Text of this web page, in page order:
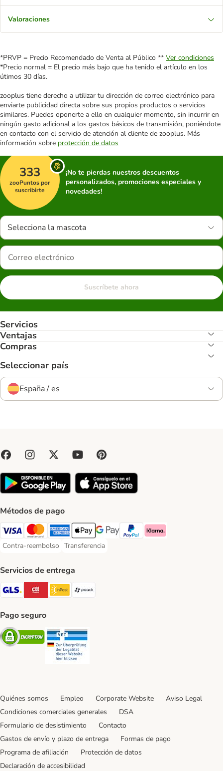
Valoraciones
*PRVP = Precio Recomendado de Venta al Público ** Ver condiciones
*Precio normal = El precio más bajo que ha tenido el artículo en los
útimos 30 días.
zooplus tiene derecho a utilizar tu dirección de correo electrónico para
enviarte publicidad directa sobre sus propios productos o servicios
similares. Puedes oponerte a ello en cualquier momento, sin incurrir en
ningún gasto adicional a los gastos básicos de transmisión, poniéndote
en contacto con el servicio de atención al cliente de zooplus. Más
información sobre protección de datos
333
zooPuntos por
suscribirte
¡No te pierdas nuestros descuentos
personalizados, promociones especiales y
novedades!
Selecciona la mascota
Suscríbete ahora
Servicios
Ventajas
Compras
Seleccionar país
España / es
Métodos de pago
Visa Payment Method
Mastercard Payment Method
American Express Payment Method
Apple Pay Payment Method
Google Pay Payment Method
PayPal Payment Method
Klarna Payment Method
Contra-reembolso
Contra-reembolso Payment Method
Transferencia
Transferencia Payment Method
Servicios de entrega
GLS Shipping Method
CTTExpress Shipping Method
InPost Shipping Method
paack Shipping Method
Pago seguro
Security
Quiénes somos Empleo Corporate Website
Aviso Legal
Condiciones comerciales generales
DSA
Formulario de desistimiento
Contacto
Gastos de envío y plazo de entrega
Formas de pago
Programa de afiliación
Protección de datos
Declaración de accesibilidad